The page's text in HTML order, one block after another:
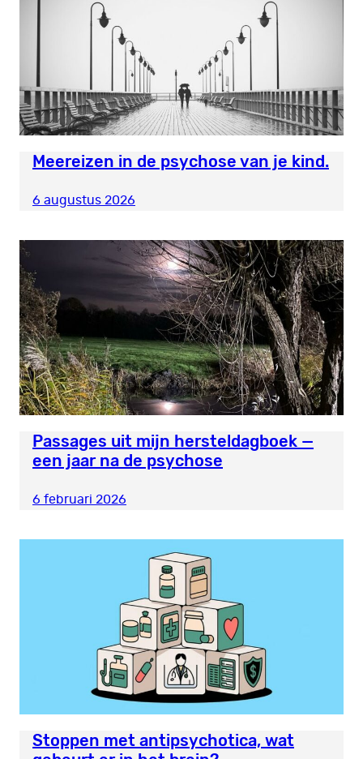
Meereizen in de psychose van je kind.
6 augustus 2026
Passages uit mijn hersteldagboek —
een jaar na de psychose
6 februari 2026
Stoppen met antipsychotica, wat